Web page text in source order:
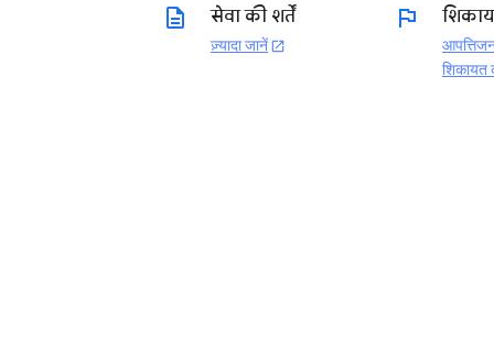
description सेवा की शर्तें
ज़्यादा जानें open_in_new
flag
शिकायत